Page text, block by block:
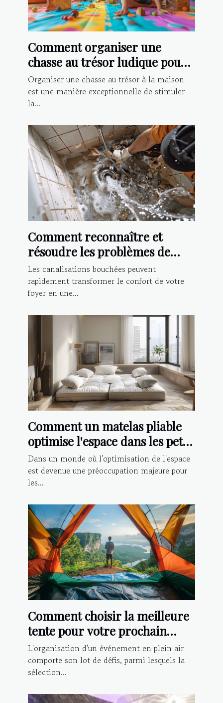
Comment organiser une
chasse au trésor ludique pour
enfants à la maison
Organiser une chasse au trésor à la maison
est une manière exceptionnelle de stimuler
la...
Comment reconnaître et
résoudre les problèmes de
canalisations bouchées
Les canalisations bouchées peuvent
rapidement transformer le confort de votre
foyer en une...
Comment un matelas pliable
optimise l'espace dans les petits
logements
Dans un monde où l'optimisation de l'espace
est devenue une préoccupation majeure pour
les...
Comment choisir la meilleure
tente pour votre prochain
événement extérieur
L'organisation d'un événement en plein air
comporte son lot de défis, parmi lesquels la
sélection...